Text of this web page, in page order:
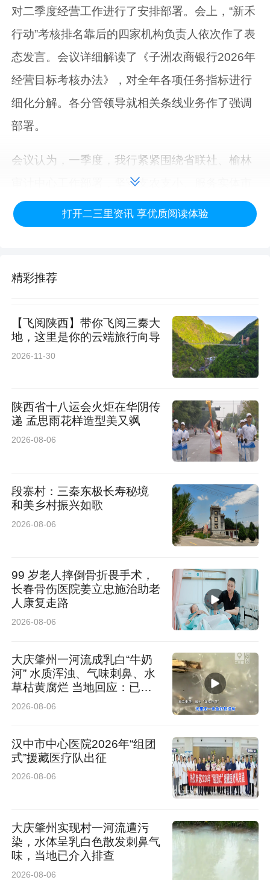
对二季度经营工作进行了安排部署。会上，“新禾
行动”考核排名靠后的四家机构负责人依次作了表
态发言。会议详细解读了《子洲农商银行2026年
经营目标考核办法》，对全年各项任务指标进行
细化分解。各分管领导就相关条线业务作了强调
部署。
会议认为，一季度，我行紧紧围绕省联社、榆林
审计中心工作部署，坚守支农支小、服务实体市
场定位，以“新禾行动”为抓手，扎实推进各项任
务落地落实，在贷款投放质效、普惠金融推进、
段性成效，实现了平稳开局。同时，全行仍存在
风控基础薄弱等突出问题，经营发展面临的压力
持续加大。
会议强调，全行上下要提高政治站位，将思想和
行动统一到省联社及行党委决策部署上来，以“新
禾行动”总结为契机，固化有效经验、靶向整改短
板，破除畏难情绪与松懈思想，以攻坚姿态提升
拓展、贷款投放、不良清收等核心指标，推动全
行工作行稳致远。
会议要求，全行上下一是要践行正确政绩观，夯
实稳健发展根基；二是要严守风险底线，常态化
排查各类风险，筑牢稳健经营防线；三是要深耕
本土市场，优化普惠金融服务，提升客户粘性与
义，以钉钉子精神推动各项部署落地见效，奋力
夺取二季度经营工作主动权，为实现全年经营目
标奠定坚实基础。
此次会议的召开，进一步统一了思想、明确了目
标、压实了责任。下一步，子洲农商银行全体员
工将以此次会议为新起点，以坚定信念、务实作
强弱项、固根基、提质效，奋力谱写子洲农商银
行持续稳健经营的崭新篇章！
打开二三里资讯 享优质阅读体验
精彩推荐
【飞阅陕西】带你飞阅三秦大
地，这里是你的云端旅行向导
2026-11-30
陕西省十八运会火炬在华阴传
递 孟思雨花样造型美又飒
2026-08-06
段寨村：三秦东极长寿秘境
和美乡村振兴如歌
2026-08-06
99 岁老人摔倒骨折畏手术，
长春骨伤医院姜立忠施治助老
人康复走路
2026-08-06
大庆肇州一河流成乳白“牛奶
河” 水质浑浊、气味刺鼻、水
草枯黄腐烂 当地回应：已介
入排查
2026-08-06
汉中市中心医院2026年“组团
式”援藏医疗队出征
2026-08-06
大庆肇州实现村一河流遭污
染，水体呈乳白色散发刺鼻气
味，当地已介入排查
2026-08-06